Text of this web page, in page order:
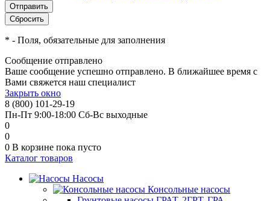
* - Поля, обязательные для заполнения
Сообщение отправлено
Ваше сообщение успешно отправлено. В ближайшее время с
Вами свяжется наш специалист
Закрыть окно
8 (800) 101-29-19
Пн-Пт 9:00-18:00 Сб-Вс выходные
0
0
0 В корзине пока пусто
Каталог товаров
Насосы
Консольные насосы